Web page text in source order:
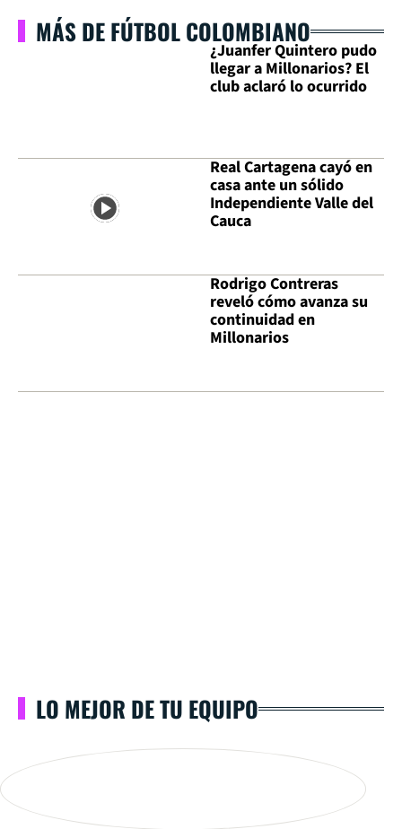
MÁS DE FÚTBOL COLOMBIANO
¿Juanfer Quintero pudo
llegar a Millonarios? El
club aclaró lo ocurrido
Real Cartagena cayó en
casa ante un sólido
Independiente Valle del
Cauca
Rodrigo Contreras
reveló cómo avanza su
continuidad en
Millonarios
LO MEJOR DE TU EQUIPO